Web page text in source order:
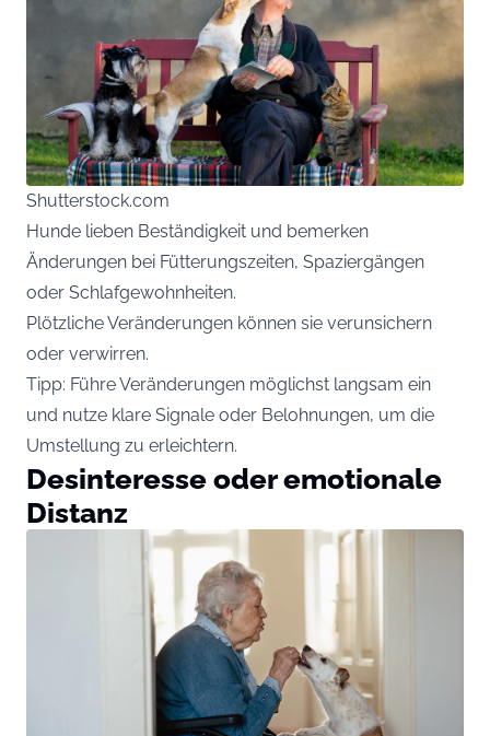
Shutterstock.com
Hunde lieben Beständigkeit und bemerken
Änderungen bei Fütterungszeiten, Spaziergängen
oder Schlafgewohnheiten.
Plötzliche Veränderungen können sie verunsichern
oder verwirren.
Tipp: Führe Veränderungen möglichst langsam ein
und nutze klare Signale oder Belohnungen, um die
Umstellung zu erleichtern.
Desinteresse oder emotionale
Distanz